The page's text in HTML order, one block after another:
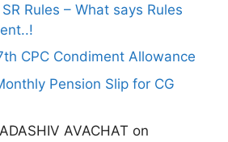
SR Rules – What says Rules
CPC Condiment Allowance
Pension Slip for CG
AVACHAT on